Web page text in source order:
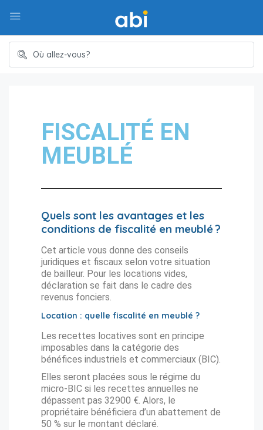
FISCALITÉ EN
MEUBLÉ
Quels sont les avantages et les
conditions de fiscalité en meublé ?
Cet article vous donne des conseils
juridiques et fiscaux selon votre situation
de bailleur. Pour les locations vides,
déclaration se fait dans le cadre des
revenus fonciers.
Location : quelle fiscalité en meublé ?
Les recettes locatives sont en principe
imposables dans la catégorie des
bénéfices industriels et commerciaux (BIC).
Elles seront placées sous le régime du
micro-BIC si les recettes annuelles ne
dépassent pas 32900 €. Alors, le
propriétaire bénéficiera d’un abattement de
50 % sur le montant déclaré.